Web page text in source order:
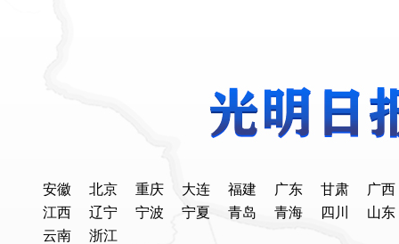
安徽 北京 重庆 大连 福建 广东 甘肃
广西
江西
辽宁 宁波 宁夏 青岛 青海 四川
山东
云南
浙江